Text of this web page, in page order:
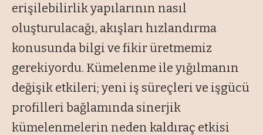
erişilebilirlik yapılarının nasıl
oluşturulacağı, akışları hızlandırma
konusunda bilgi ve fikir üretmemiz
gerekiyordu. Kümelenme ile yığılmanın
değişik etkileri; yeni iş süreçleri ve işgücü
profilleri bağlamında sinerjik
kümelenmelerin neden kaldıraç etkisi